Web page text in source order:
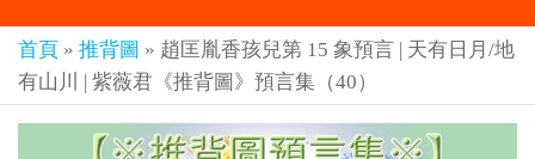
君寰
宇傳
奇官
網
亞-
個
個
是
首頁 » 推背圖 » 趙匡胤香孩兒第 15 象預言 | 天有日月/地
有山川 | 紫薇君《推背圖》預言集（40）